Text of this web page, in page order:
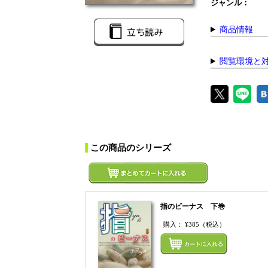
ジャンル：
商品情報
閲覧環境と
この商品のシリーズ
指のビーナス 下巻
購入： ¥385 （税込）